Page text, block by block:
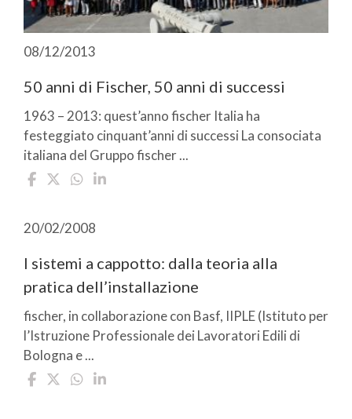
08/12/2013
50 anni di Fischer, 50 anni di successi
1963 – 2013: quest’anno fischer Italia ha
festeggiato cinquant’anni di successi La consociata
italiana del Gruppo fischer ...
20/02/2008
I sistemi a cappotto: dalla teoria alla
pratica dell’installazione
fischer, in collaborazione con Basf, IIPLE (Istituto per
l’Istruzione Professionale dei Lavoratori Edili di
Bologna e ...